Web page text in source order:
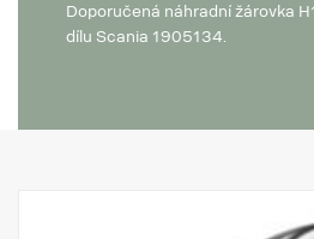
Doporučená náhradní žárovka
dílu Scania 1905134.